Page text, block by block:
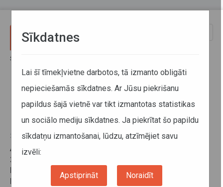
Sākums
Divi maršruti Limbažu novadā tiks
pielāgoti skolēnu vajadzībām
22. marts 2017
Atsaucoties Pāles pamatskolas lūgumam, no
2017. gada 27. marta tiks veikti grozījumi maršrutā
Nr.6684 Limbaži–Viļķene–Salacgrīva un Nr.6659
Limbaži–Ārciems–Pāle–Limbaži.
Sīkdatnes
Lai šī tīmekļvietne darbotos, tā izmanto obligāti
nepieciešamās sīkdatnes. Ar Jūsu piekrišanu
papildus šajā vietnē var tikt izmantotas statistikas
un sociālo mediju sīkdatnes. Ja piekrītat šo papildu
sīkdatņu izmantošanai, lūdzu, atzīmējiet savu
izvēli:
Apstiprināt Noraidīt